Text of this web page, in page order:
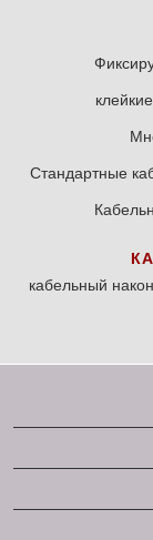
Стандартные
кабельный